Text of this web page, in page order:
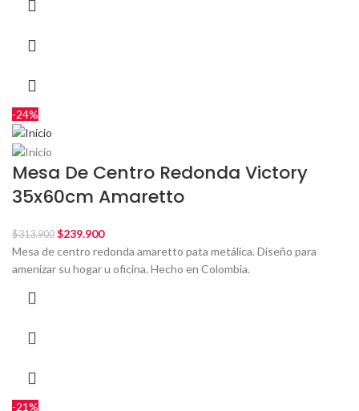
-24%
Mesa De Centro Redonda Victory
35x60cm Amaretto
$313.900 $239.900
Mesa de centro redonda amaretto pata metálica. Diseño para
amenizar su hogar u oficina. Hecho en Colombia.
-21%